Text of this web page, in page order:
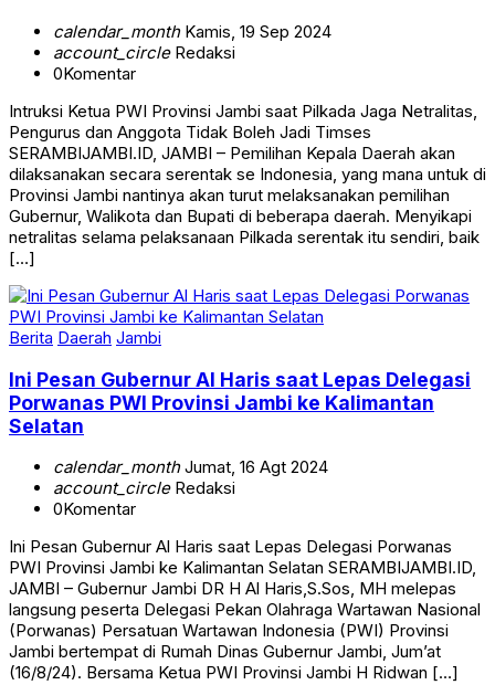
calendar_monthKamis, 19 Sep 2024
account_circleRedaksi
0Komentar
Intruksi Ketua PWI Provinsi Jambi saat Pilkada Jaga Netralitas,
Pengurus dan Anggota Tidak Boleh Jadi Timses
SERAMBIJAMBI.ID, JAMBI – Pemilihan Kepala Daerah akan
dilaksanakan secara serentak se Indonesia, yang mana untuk di
Provinsi Jambi nantinya akan turut melaksanakan pemilihan
Gubernur, Walikota dan Bupati di beberapa daerah. Menyikapi
netralitas selama pelaksanaan Pilkada serentak itu sendiri, baik
[…]
Berita Daerah Jambi
Ini Pesan Gubernur Al Haris saat Lepas Delegasi
Porwanas PWI Provinsi Jambi ke Kalimantan
Selatan
calendar_monthJumat, 16 Agt 2024
account_circleRedaksi
0Komentar
Ini Pesan Gubernur Al Haris saat Lepas Delegasi Porwanas
PWI Provinsi Jambi ke Kalimantan Selatan SERAMBIJAMBI.ID,
JAMBI – Gubernur Jambi DR H Al Haris,S.Sos, MH melepas
langsung peserta Delegasi Pekan Olahraga Wartawan Nasional
(Porwanas) Persatuan Wartawan Indonesia (PWI) Provinsi
Jambi bertempat di Rumah Dinas Gubernur Jambi, Jum’at
(16/8/24). Bersama Ketua PWI Provinsi Jambi H Ridwan […]